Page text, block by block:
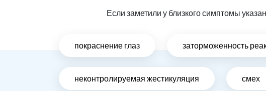
Если заметили у близкого симптомы
покраснение глаз заторможенность
неконтролируемая жестикуляция смех